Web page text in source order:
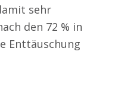
sehr
den 72 % in
Enttäuschung